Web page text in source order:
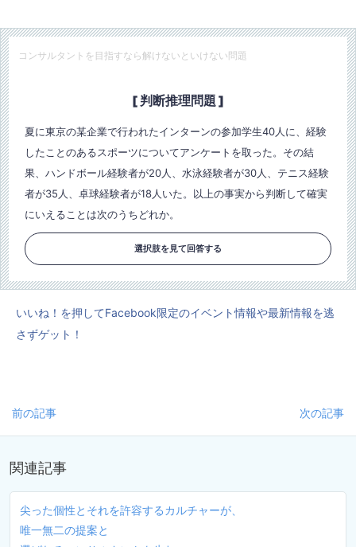
コンサルタントを目指すなら解けないといけない問題
[ 判断推理問題 ]
夏に東京の某企業で行われたインターンの参加学生40人に、経験
したことのあるスポーツについてアンケートを取った。その結
果、ハンドボール経験者が20人、水泳経験者が30人、テニス経験
者が35人、卓球経験者が18人いた。以上の事実から判断して確実
にいえることは次のうちどれか。
選択肢を見て回答する
いいね！を押してFacebook限定のイベント情報や最新情報を逃
さずゲット！
前の記事 次の記事
関連記事
尖った個性とそれを許容するカルチャーが、
唯一無二の提案と